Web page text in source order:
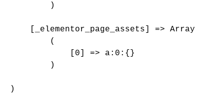
        )
    [_elementor_page_assets] => Array
        (
            [0] => a:0:{}
        )
)